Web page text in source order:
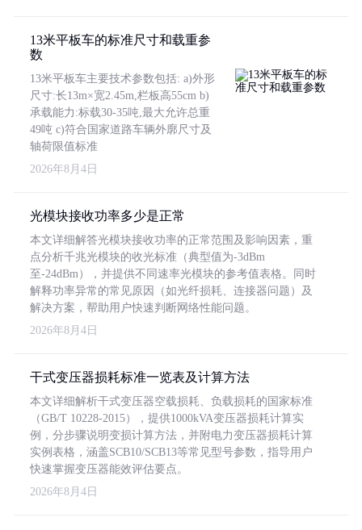
13米平板车的标准尺寸和载重参
数
13米平板车主要技术参数包括: a)外形
尺寸:长13m×宽2.45m,栏板高55cm b)
承载能力:标载30-35吨,最大允许总重
49吨 c)符合国家道路车辆外廓尺寸及
轴荷限值标准
2026年8月4日
光模块接收功率多少是正常
本文详细解答光模块接收功率的正常范围及影响因素，重
点分析千兆光模块的收光标准（典型值为-3dBm
至-24dBm），并提供不同速率光模块的参考值表格。同时
解释功率异常的常见原因（如光纤损耗、连接器问题）及
解决方案，帮助用户快速判断网络性能问题。
2026年8月4日
干式变压器损耗标准一览表及计算方法
本文详细解析干式变压器空载损耗、负载损耗的国家标准
（GB/T 10228-2015），提供1000kVA变压器损耗计算实
例，分步骤说明变损计算方法，并附电力变压器损耗计算
实例表格，涵盖SCB10/SCB13等常见型号参数，指导用户
快速掌握变压器能效评估要点。
2026年8月4日